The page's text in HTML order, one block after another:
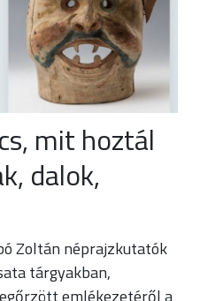
mit hoztál
dalok,
Zoltán néprajzkutatók
tárgyakban,
emlékezetéről a